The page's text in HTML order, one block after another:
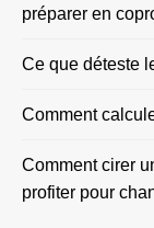
préparer en
Ce que déteste
Comment
Comment cirer
profiter pour